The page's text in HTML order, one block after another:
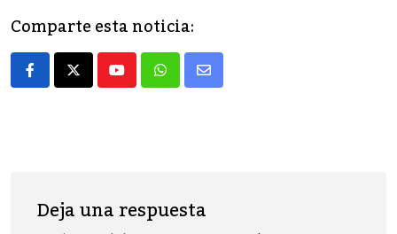
e
b
o
o
d
o
l p
ar
tir
Comparte esta noticia:
YoutubeWhatsapp
Share
Deja una respuesta